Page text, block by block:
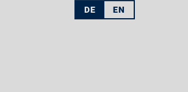
DE EN